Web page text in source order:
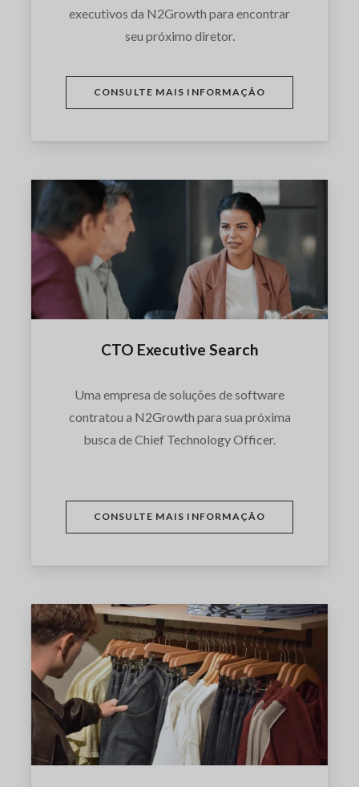
executivos da N2Growth para encontrar
seu próximo diretor.
CONSULTE MAIS INFORMAÇÃO
CTO Executive Search
Uma empresa de soluções de software
contratou a N2Growth para sua próxima
busca de Chief Technology Officer.
CONSULTE MAIS INFORMAÇÃO